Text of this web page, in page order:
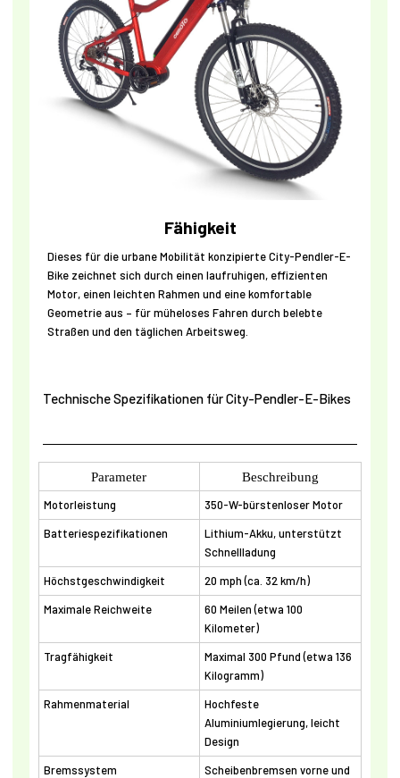
Fähigkeit
Dieses für die urbane Mobilität konzipierte City-Pendler-E-
Bike zeichnet sich durch einen laufruhigen, effizienten
Motor, einen leichten Rahmen und eine komfortable
Geometrie aus – für müheloses Fahren durch belebte
Straßen und den täglichen Arbeitsweg.
Technische Spezifikationen für City-Pendler-E-Bikes
Parameter Beschreibung
Motorleistung
350-W-bürstenloser Motor
Batteriespezifikationen
Lithium-Akku, unterstützt
Schnellladung
Höchstgeschwindigkeit
20 mph (ca. 32 km/h)
Maximale Reichweite
60 Meilen (etwa 100
Kilometer)
Tragfähigkeit
Maximal 300 Pfund (etwa 136
Kilogramm)
Rahmenmaterial
Hochfeste
Aluminiumlegierung, leicht
Design
Bremssystem
Scheibenbremsen vorne und